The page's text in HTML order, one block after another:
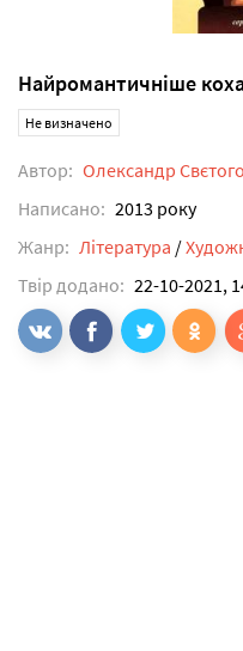
Найромантичніше
Не визначено
Автор: Олександр
Написано: 2013 року
Жанр: Література /
Твір додано: 22-10-2021,